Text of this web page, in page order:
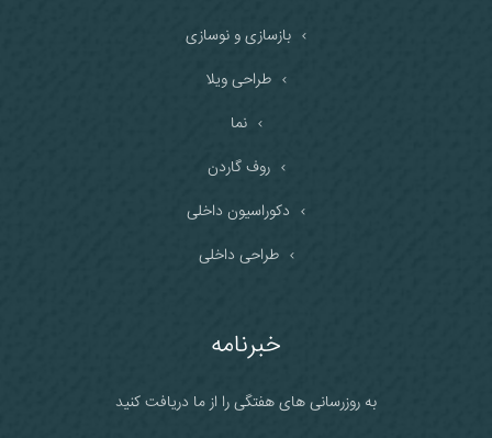
بازسازی و نوسازی
طراحی ویلا
نما
روف گاردن
دکوراسیون داخلی
طراحی داخلی
خبرنامه
به روزرسانی های هفتگی را از ما دریافت کنید